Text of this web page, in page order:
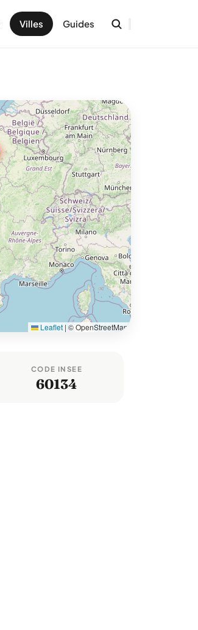
Villes Guides
Leaflet | © OpenStreetMap
CODE INSEE
60134